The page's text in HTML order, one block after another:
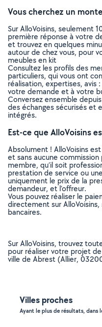
Vous cherchez un
Sur AlloVoisins, seulement
première réponse à votre
et trouvez en quelques
autour de chez vous, pour
meubles en kit
Consultez les profils des
particuliers, qui vous ont
réalisation, expertises, avis
votre demande et à votre
Conversez ensemble
des échanges sécurisés et
intégrés.
Est-ce que AlloVoisins
Absolument ! AlloVoisins
et sans aucune
membre, qu’il soit
prestation de service ou
uniquement le prix de la
demandeur, et l’offreur.
Vous pouvez réaliser le
directement sur
bancaires.
Sur AlloVoisins, trouvez
pour réaliser votre projet
ville de Abrest (Allier,
Villes proches
Ayant le plus de résultats, dans